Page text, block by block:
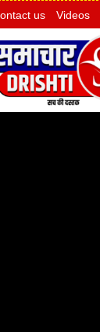
us Videos